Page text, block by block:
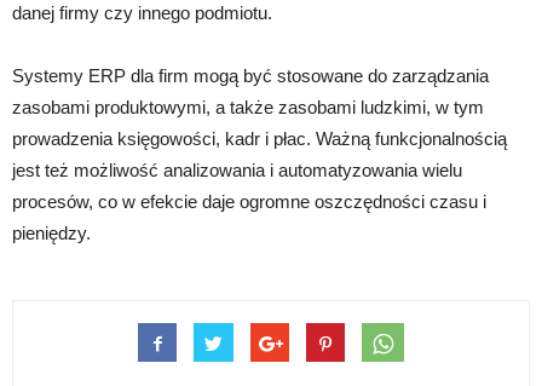
danej firmy czy innego podmiotu.
Systemy ERP dla firm mogą być stosowane do zarządzania
zasobami produktowymi, a także zasobami ludzkimi, w tym
prowadzenia księgowości, kadr i płac. Ważną funkcjonalnością
jest też możliwość analizowania i automatyzowania wielu
procesów, co w efekcie daje ogromne oszczędności czasu i
pieniędzy.